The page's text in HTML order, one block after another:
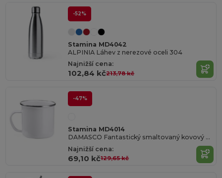
-52%
Stamina MD4042
ALPINIA Láhev z nerezové oceli 304
Najnižší cena:
102,84 kč213,78 kč
-47%
Stamina MD4014
DAMASCO Fantastický smaltovaný kovový hrnek se stříbrným okrajem o objemu 380 ml a se speciálním povrchem pro sublimační potisk
Najnižší cena:
69,10 kč129,65 kč